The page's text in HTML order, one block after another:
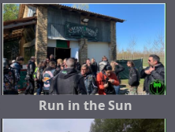
Run in the Sun